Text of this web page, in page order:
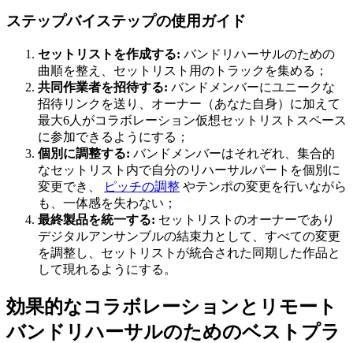
ステップバイステップの使用ガイド
セットリストを作成する: バンドリハーサルのための
曲順を整え、セットリスト用のトラックを集める；
共同作業者を招待する: バンドメンバーにユニークな
招待リンクを送り、オーナー（あなた自身）に加えて
最大6人がコラボレーション仮想セットリストスペース
に参加できるようにする；
個別に調整する: バンドメンバーはそれぞれ、集合的
なセットリスト内で自分のリハーサルパートを個別に
変更でき、
ピッチの調整 やテンポの変更を行いながら
も、一体感を失わない；
最終製品を統一する: セットリストのオーナーであり
デジタルアンサンブルの結束力として、すべての変更
を調整し、セットリストが統合された同期した作品と
して現れるようにする。
効果的なコラボレーションとリモート
バンドリハーサルのためのベストプラ